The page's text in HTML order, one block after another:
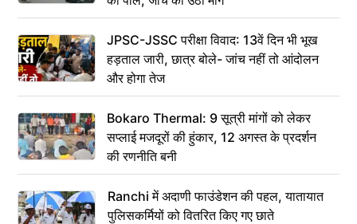
JPSC-JSSC परीक्षा विवाद: 13वें दिन भी भूख
हड़ताल जारी, छात्र बोले- जांच नहीं तो आंदोलन
और होगा तेज
Bokaro Thermal: 9 सूत्री मांगों को लेकर
सप्लाई मजदूरों की हुंकार, 12 अगस्त के प्रदर्शन
की रणनीति बनी
Ranchi में अदाणी फाउंडेशन की पहल, यातायात
पुलिसकर्मियों को वितरित किए गए छाते